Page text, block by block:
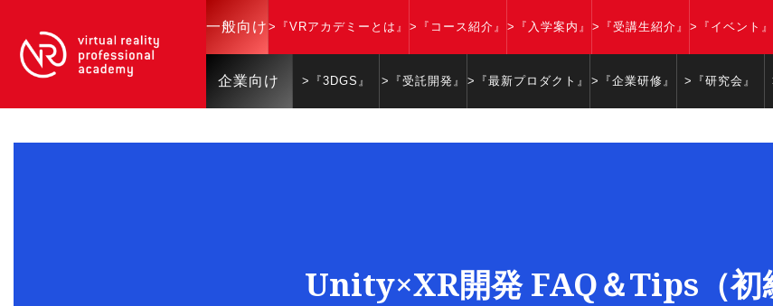
一般向け >『VRアカデミーとは』 >『コース紹介』 >『入学案内』 >『受講生紹介』 >『イベント』
企業向け >『3DGS』 >『受託開発』 >『最新プロダクト』 >『企業研修』 >『研究会』
Unity×XR開発 FAQ＆Tips（初